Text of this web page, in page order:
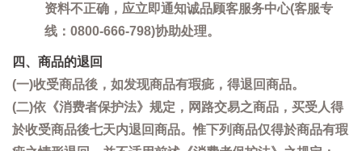
资料不正确，应立即通知诚品顾客服务中心(客服专
线：0800-666-798)协助处理。
四、商品的退回
(一)收受商品後，如发现商品有瑕疵，得退回商品。
(二)依《消费者保护法》规定，网路交易之商品，买受人得
於收受商品後七天内退回商品。惟下列商品仅得於商品有瑕